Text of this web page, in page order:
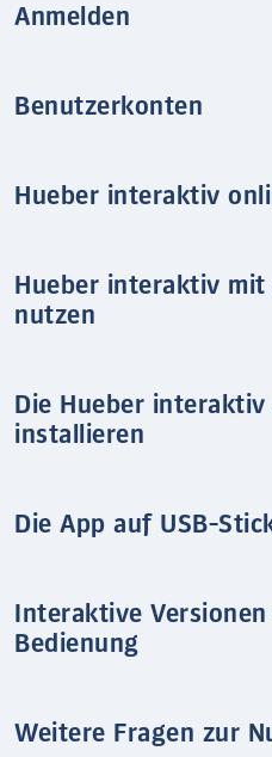
Anmelden
Benutzerkonten
Hueber interaktiv
Hueber interaktiv mit
nutzen
Die Hueber interaktiv
installieren
Die App auf USB-
Interaktive Versionen
Bedienung
Weitere Fragen zur